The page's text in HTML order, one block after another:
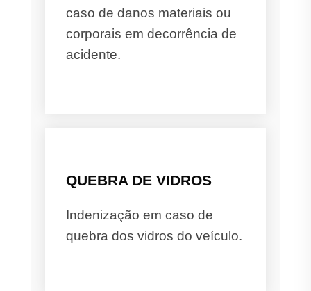
caso de danos materiais ou
corporais em decorrência de
acidente.
QUEBRA DE VIDROS
Indenização em caso de
quebra dos vidros do veículo.